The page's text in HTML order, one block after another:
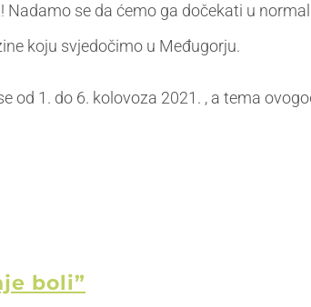
se da ćemo ga dočekati u
koju svjedočimo u Međugorju.
1. do 6. kolovoza 2021. , a tema
boli”